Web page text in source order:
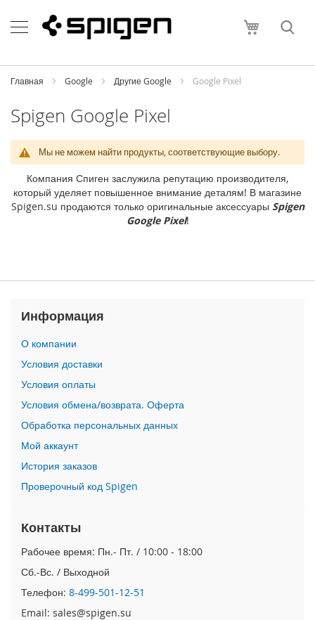
to
Content
Моя
h
o
i
P
h
e
1
M
P
h
o
n
e
1
7
P
r
o
i
o
n
e
A
i
r
Главная Google Другие Google Google Pixel
Spigen Google Pixel
Мы не можем найти продукты, соответствующие выбору.
Компания Спиген заслужила репутацию производителя,
который уделяет повышенное внимание деталям! В магазине
Spigen.su продаются только оригинальные аксессуары Spigen
Google Pixel!
Информация
О компании
Условия доставки
Условия оплаты
Условия обмена/возврата. Оферта
Обработка персональных данных
Мой аккаунт
История заказов
Проверочный код Spigen
Контакты
Рабочее время: Пн.- Пт. / 10:00 - 18:00
Сб.-Вс. / Выходной
Телефон: 8-499-501-12-51
Email: sales@spigen.su